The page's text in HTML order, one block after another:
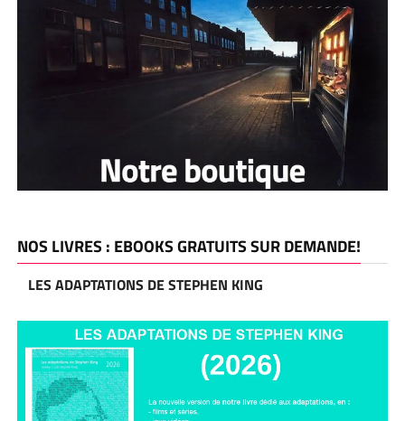
NOS LIVRES : EBOOKS GRATUITS SUR DEMANDE!
LES ADAPTATIONS DE STEPHEN KING